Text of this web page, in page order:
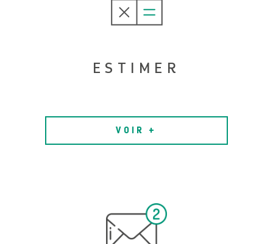
ESTIMER
VOIR +